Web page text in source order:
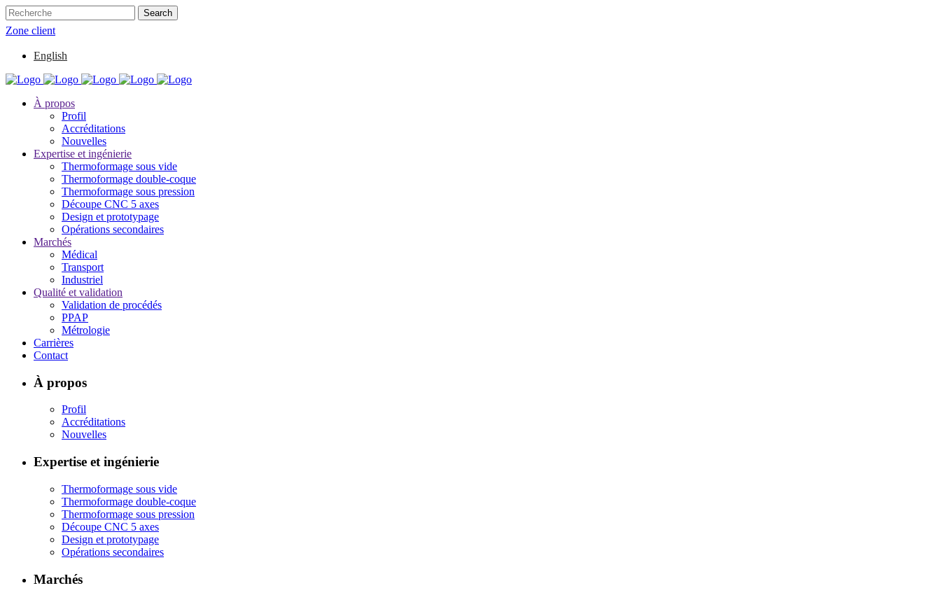
Zone client
English
À propos
Profil
Accréditations
Nouvelles
Expertise et ingénierie
Thermoformage sous vide
Thermoformage double-coque
Thermoformage sous pression
Découpe CNC 5 axes
Design et prototypage
Opérations secondaires
Marchés
Médical
Transport
Industriel
Qualité et validation
Validation de procédés
PPAP
Métrologie
Carrières
Contact
À propos
Profil
Accréditations
Nouvelles
Expertise et ingénierie
Thermoformage sous vide
Thermoformage double-coque
Thermoformage sous pression
Découpe CNC 5 axes
Design et prototypage
Opérations secondaires
Marchés